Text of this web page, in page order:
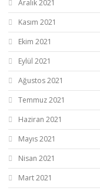
Aralık 2021
Kasım 2021
Ekim 2021
Eylül 2021
Ağustos 2021
Temmuz 2021
Haziran 2021
Mayıs 2021
Nisan 2021
Mart 2021